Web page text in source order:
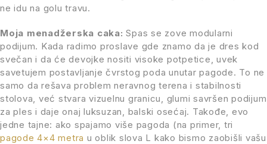
ne idu na golu travu.
Moja menadžerska caka: Spas se zove modularni
podijum. Kada radimo proslave gde znamo da je dres kod
svečan i da će devojke nositi visoke potpetice, uvek
savetujem postavljanje čvrstog poda unutar pagode. To ne
samo da rešava problem neravnog terena i stabilnosti
stolova, već stvara vizuelnu granicu, glumi savršen podijum
za ples i daje onaj luksuzan, balski osećaj. Takođe, evo
jedne tajne: ako spajamo više pagoda (na primer, tri
pagode 4×4 metra u oblik slova L kako bismo zaobišli vašu